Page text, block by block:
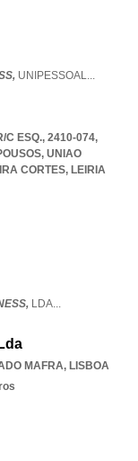
UNIPESSOAL...
C ESQ., 2410-074,
, UNIAO
CORTES, LEIRIA
LDA...
MAFRA, LISBOA